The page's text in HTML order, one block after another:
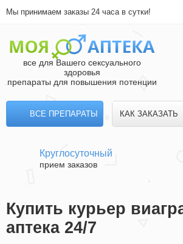
Мы принимаем заказы 24 часа в сутки!
все для Вашего сексуального
здоровья
препараты для повышения потенции
ВСЕ ПРЕПАРАТЫ КАК ЗАКАЗАТЬ
Круглосуточный
прием заказов
Купить курьер
аптека 24/7